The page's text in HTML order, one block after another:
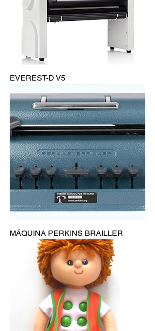
EVEREST-D V5
MÁQUINA PERKINS BRAILLER